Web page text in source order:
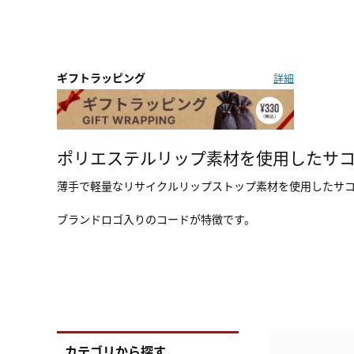
ギフトラッピング 詳細
ポリエステルリップ素材を使用したサ
薄手で軽量なリサイクルリップストップ素材を使用したサコ
ブランドロゴ入りのコードが特徴です。